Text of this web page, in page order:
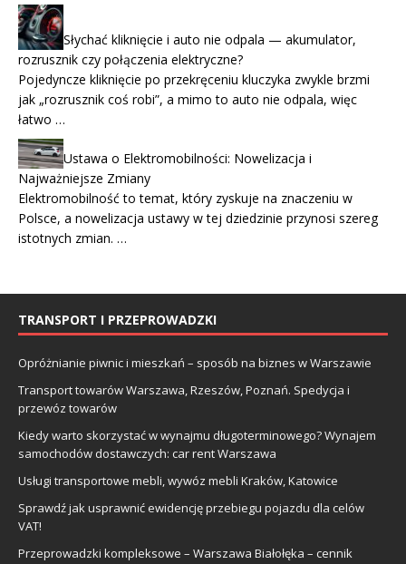
Słychać kliknięcie i auto nie odpala — akumulator,
rozrusznik czy połączenia elektryczne?
Pojedyncze kliknięcie po przekręceniu kluczyka zwykle brzmi
jak „rozrusznik coś robi”, a mimo to auto nie odpala, więc
łatwo …
Ustawa o Elektromobilności: Nowelizacja i
Najważniejsze Zmiany
Elektromobilność to temat, który zyskuje na znaczeniu w
Polsce, a nowelizacja ustawy w tej dziedzinie przynosi szereg
istotnych zmian. …
TRANSPORT I PRZEPROWADZKI
Opróżnianie piwnic i mieszkań – sposób na biznes w Warszawie
Transport towarów Warszawa, Rzeszów, Poznań. Spedycja i
przewóz towarów
Kiedy warto skorzystać w wynajmu długoterminowego? Wynajem
samochodów dostawczych: car rent Warszawa
Usługi transportowe mebli, wywóz mebli Kraków, Katowice
Sprawdź jak usprawnić ewidencję przebiegu pojazdu dla celów
VAT!
Przeprowadzki kompleksowe – Warszawa Białołęka – cennik